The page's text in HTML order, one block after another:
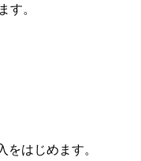
す。
をはじめます。